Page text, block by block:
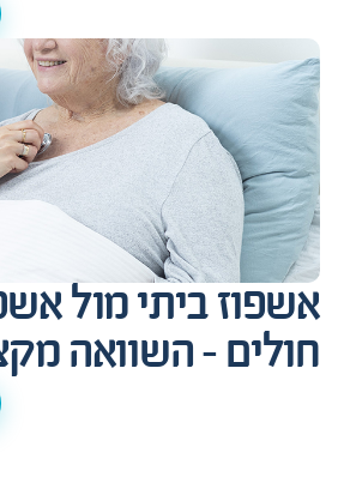
אשפוז ביתי מול
חולים – השוואה